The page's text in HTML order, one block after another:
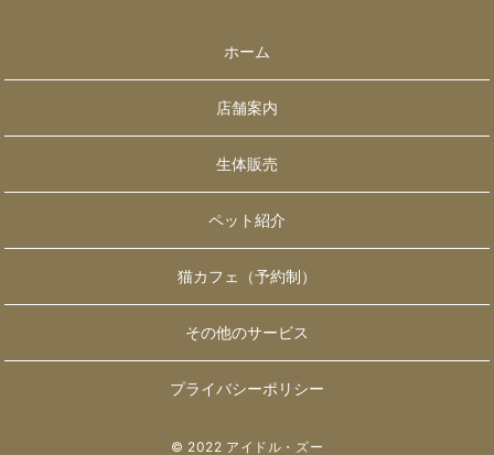
ホーム
店舗案内
生体販売
ペット紹介
猫カフェ（予約制）
その他のサービス
プライバシーポリシー
© 2022 アイドル・ズー